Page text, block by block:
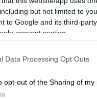
but not limited to
to Google and its third-
consent section.
Data Processing Opt Outs
opt-out of the Sharing of my